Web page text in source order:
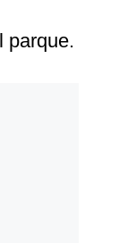
parque.